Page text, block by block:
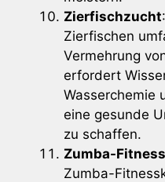
Zierfischzucht
Zierfischen
Vermehrung
erfordert
Wasserchemie
eine gesunde
zu schaffen.
Zumba-
Zumba-